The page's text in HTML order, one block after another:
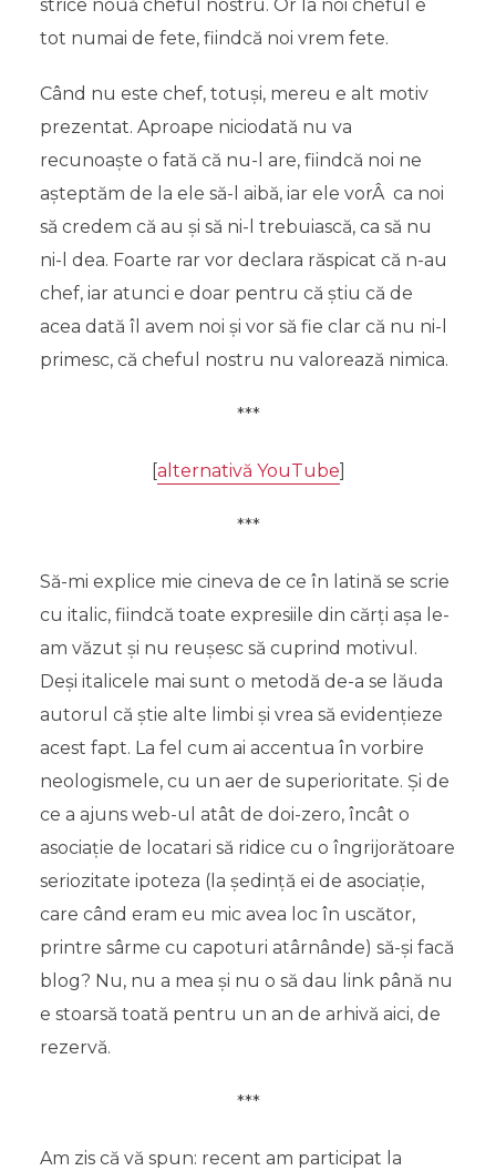
strice nouă cheful nostru. Or la noi cheful e
tot numai de fete, fiindcă noi vrem fete.
Când nu este chef, totuși, mereu e alt motiv
prezentat. Aproape niciodată nu va
recunoaște o fată că nu-l are, fiindcă noi ne
așteptăm de la ele să-l aibă, iar ele vorÂ ca noi
să credem că au și să ni-l trebuiască, ca să nu
ni-l dea. Foarte rar vor declara răspicat că n-au
chef, iar atunci e doar pentru că știu că de
acea dată îl avem noi și vor să fie clar că nu ni-l
primesc, că cheful nostru nu valorează nimica.
***
[alternativă YouTube]
***
Să-mi explice mie cineva de ce în latină se scrie
cu italic, fiindcă toate expresiile din cărți așa le-
am văzut și nu reușesc să cuprind motivul.
Deși italicele mai sunt o metodă de-a se lăuda
autorul că știe alte limbi și vrea să evidențieze
acest fapt. La fel cum ai accentua în vorbire
neologismele, cu un aer de superioritate. Și de
ce a ajuns web-ul atât de doi-zero, încât o
asociație de locatari să ridice cu o îngrijorătoare
seriozitate ipoteza (la ședință ei de asociație,
care când eram eu mic avea loc în uscător,
printre sârme cu capoturi atârnânde) să-și facă
blog? Nu, nu a mea și nu o să dau link până nu
e stoarsă toată pentru un an de arhivă aici, de
rezervă.
***
Am zis că vă spun: recent am participat la